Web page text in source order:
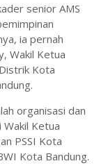
senior AMS
ia pernah
Wakil Ketua
Kota
organisasi dan
Ketua
PSSI Kota
Kota Bandung.